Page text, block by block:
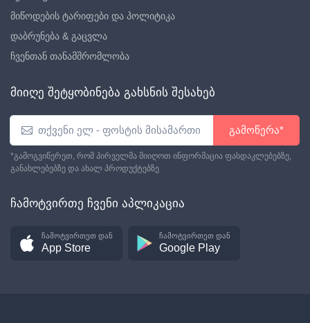
მიწოდების ტარიფები და პოლიტიკა
დაბრუნება & გაცვლა
ჩვენთან თანამშრომლობა
მიიღე შეტყობინება გახსნის შესახებ
გამოწერა*
*გამოგვიწერეთ, რომ პირველმა მიიღოთ ინფორმაცია ფასდაკლებებზე,
განახლებებზე და ახალ პროდუქტებზე
ჩამოტვირთე ჩვენი აპლიკაცია
ჩამოტვირთეთ დან
App Store
ჩამოტვირთეთ დან
Google Play